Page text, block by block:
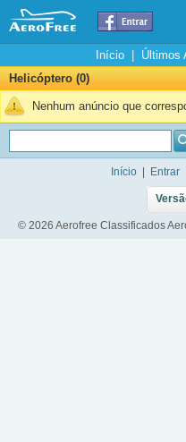
Início| Últimos
Helicóptero (0)
Nenhum anúncio que
Início Entrar
© 2026 Aerofree Classificados